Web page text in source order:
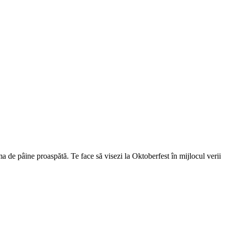
de pâine proaspătă. Te face să visezi la Oktoberfest în mijlocul verii